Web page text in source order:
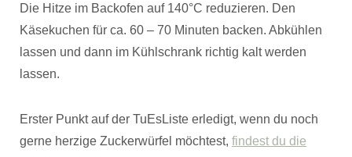
Die Hitze im Backofen auf 140°C reduzieren. Den
Käsekuchen für ca. 60 – 70 Minuten backen. Abkühlen
lassen und dann im Kühlschrank richtig kalt werden
lassen.
Erster Punkt auf der TuEsListe erledigt, wenn du noch
gerne herzige Zuckerwürfel möchtest, findest du die